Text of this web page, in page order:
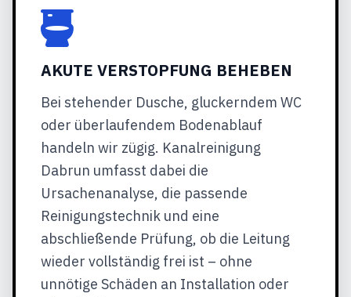
AKUTE VERSTOPFUNG BEHEBEN
Bei stehender Dusche, gluckerndem WC
oder überlaufendem Bodenablauf
handeln wir zügig. Kanalreinigung
Dabrun umfasst dabei die
Ursachenanalyse, die passende
Reinigungstechnik und eine
abschließende Prüfung, ob die Leitung
wieder vollständig frei ist – ohne
unnötige Schäden an Installation oder